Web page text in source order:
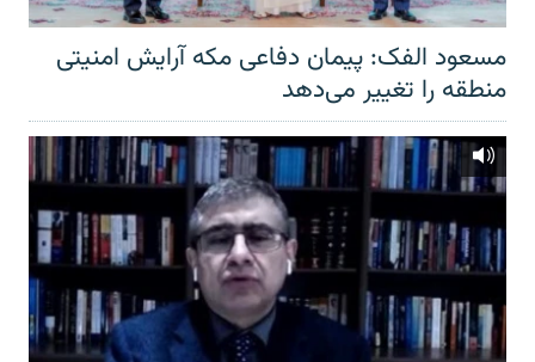
مسعود الفک: پیمان دفاعی مکه آرایش امنیتی
منطقه را تغییر می‌دهد